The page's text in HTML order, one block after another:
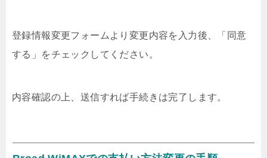
登録情報変更フォームより変更内容を入力後、「同意
する」をチェックしてください。
内容確認の上、送信すれば手続きは完了します。